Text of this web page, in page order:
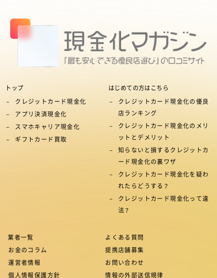
トップ
クレジットカード現金化
アプリ決済現金化
スマホキャリア現金化
ギフトカード買取
はじめての方はこちら
クレジットカード現金化の優良
店ランキング
クレジットカード現金化のメリ
ットとデメリット
知らないと損するクレジットカ
ード現金化の裏ワザ
クレジットカード現金化を疑わ
れたらどうする？
クレジットカード現金化って違
法？
業者一覧
よくある質問
お金のコラム
提携店舗募集
運営者情報
お問い合わせ
個人情報保護方針
情報の外部送信規律